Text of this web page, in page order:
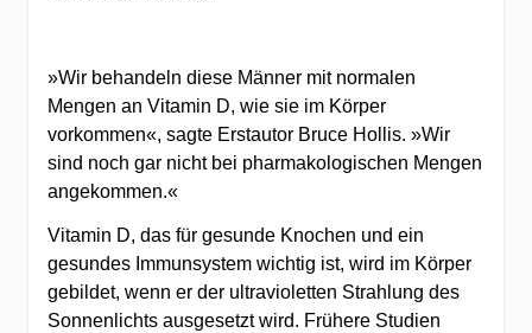
»Wir behandeln diese Männer mit normalen
Mengen an Vitamin D, wie sie im Körper
vorkommen«, sagte Erstautor Bruce Hollis. »Wir
sind noch gar nicht bei pharmakologischen Mengen
angekommen.«
Vitamin D, das für gesunde Knochen und ein
gesundes Immunsystem wichtig ist, wird im Körper
gebildet, wenn er der ultravioletten Strahlung des
Sonnenlichts ausgesetzt wird. Frühere Studien